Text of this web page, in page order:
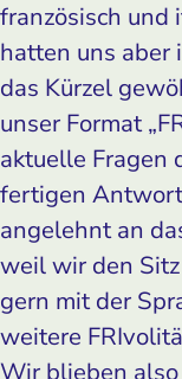
französisch und
hatten uns aber
das Kürzel
unser Format
aktuelle Fragen
fertigen
angelehnt an
weil wir den
gern mit der
weitere
Wir blieben also